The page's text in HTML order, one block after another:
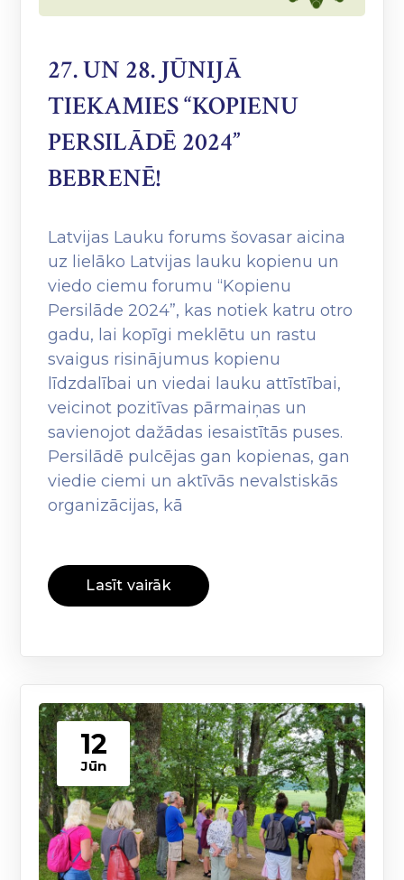
27. UN 28. JŪNIJĀ
TIEKAMIES “KOPIENU
PERSILĀDĒ 2024”
BEBRENĒ!
Latvijas Lauku forums šovasar aicina
uz lielāko Latvijas lauku kopienu un
viedo ciemu forumu “Kopienu
Persilāde 2024”, kas notiek katru otro
gadu, lai kopīgi meklētu un rastu
svaigus risinājumus kopienu
līdzdalībai un viedai lauku attīstībai,
veicinot pozitīvas pārmaiņas un
savienojot dažādas iesaistītās puses.
Persilādē pulcējas gan kopienas, gan
viedie ciemi un aktīvās nevalstiskās
organizācijas, kā
Lasīt vairāk
12
Jūn